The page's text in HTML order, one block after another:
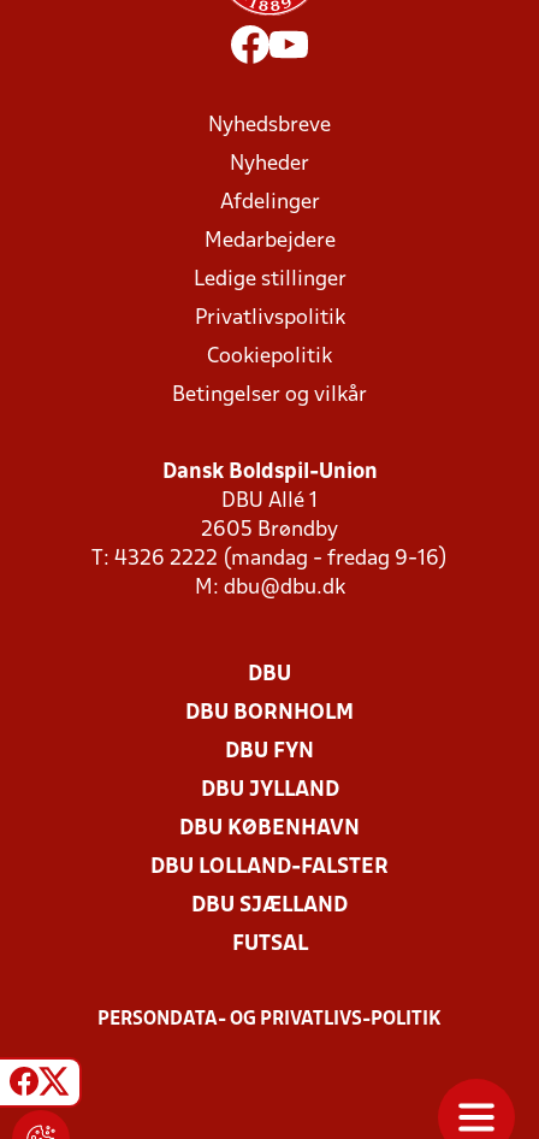
Nyhedsbreve
Nyheder
Afdelinger
Medarbejdere
Ledige stillinger
Privatlivspolitik
Cookiepolitik
Betingelser og vilkår
Dansk Boldspil-Union
DBU Allé 1
2605 Brøndby
T: 4326 2222 (mandag - fredag 9-16)
M: dbu@dbu.dk
DBU
DBU BORNHOLM
DBU FYN
DBU JYLLAND
DBU KØBENHAVN
DBU LOLLAND-FALSTER
DBU SJÆLLAND
FUTSAL
PERSONDATA- OG PRIVATLIVS-POLITIK